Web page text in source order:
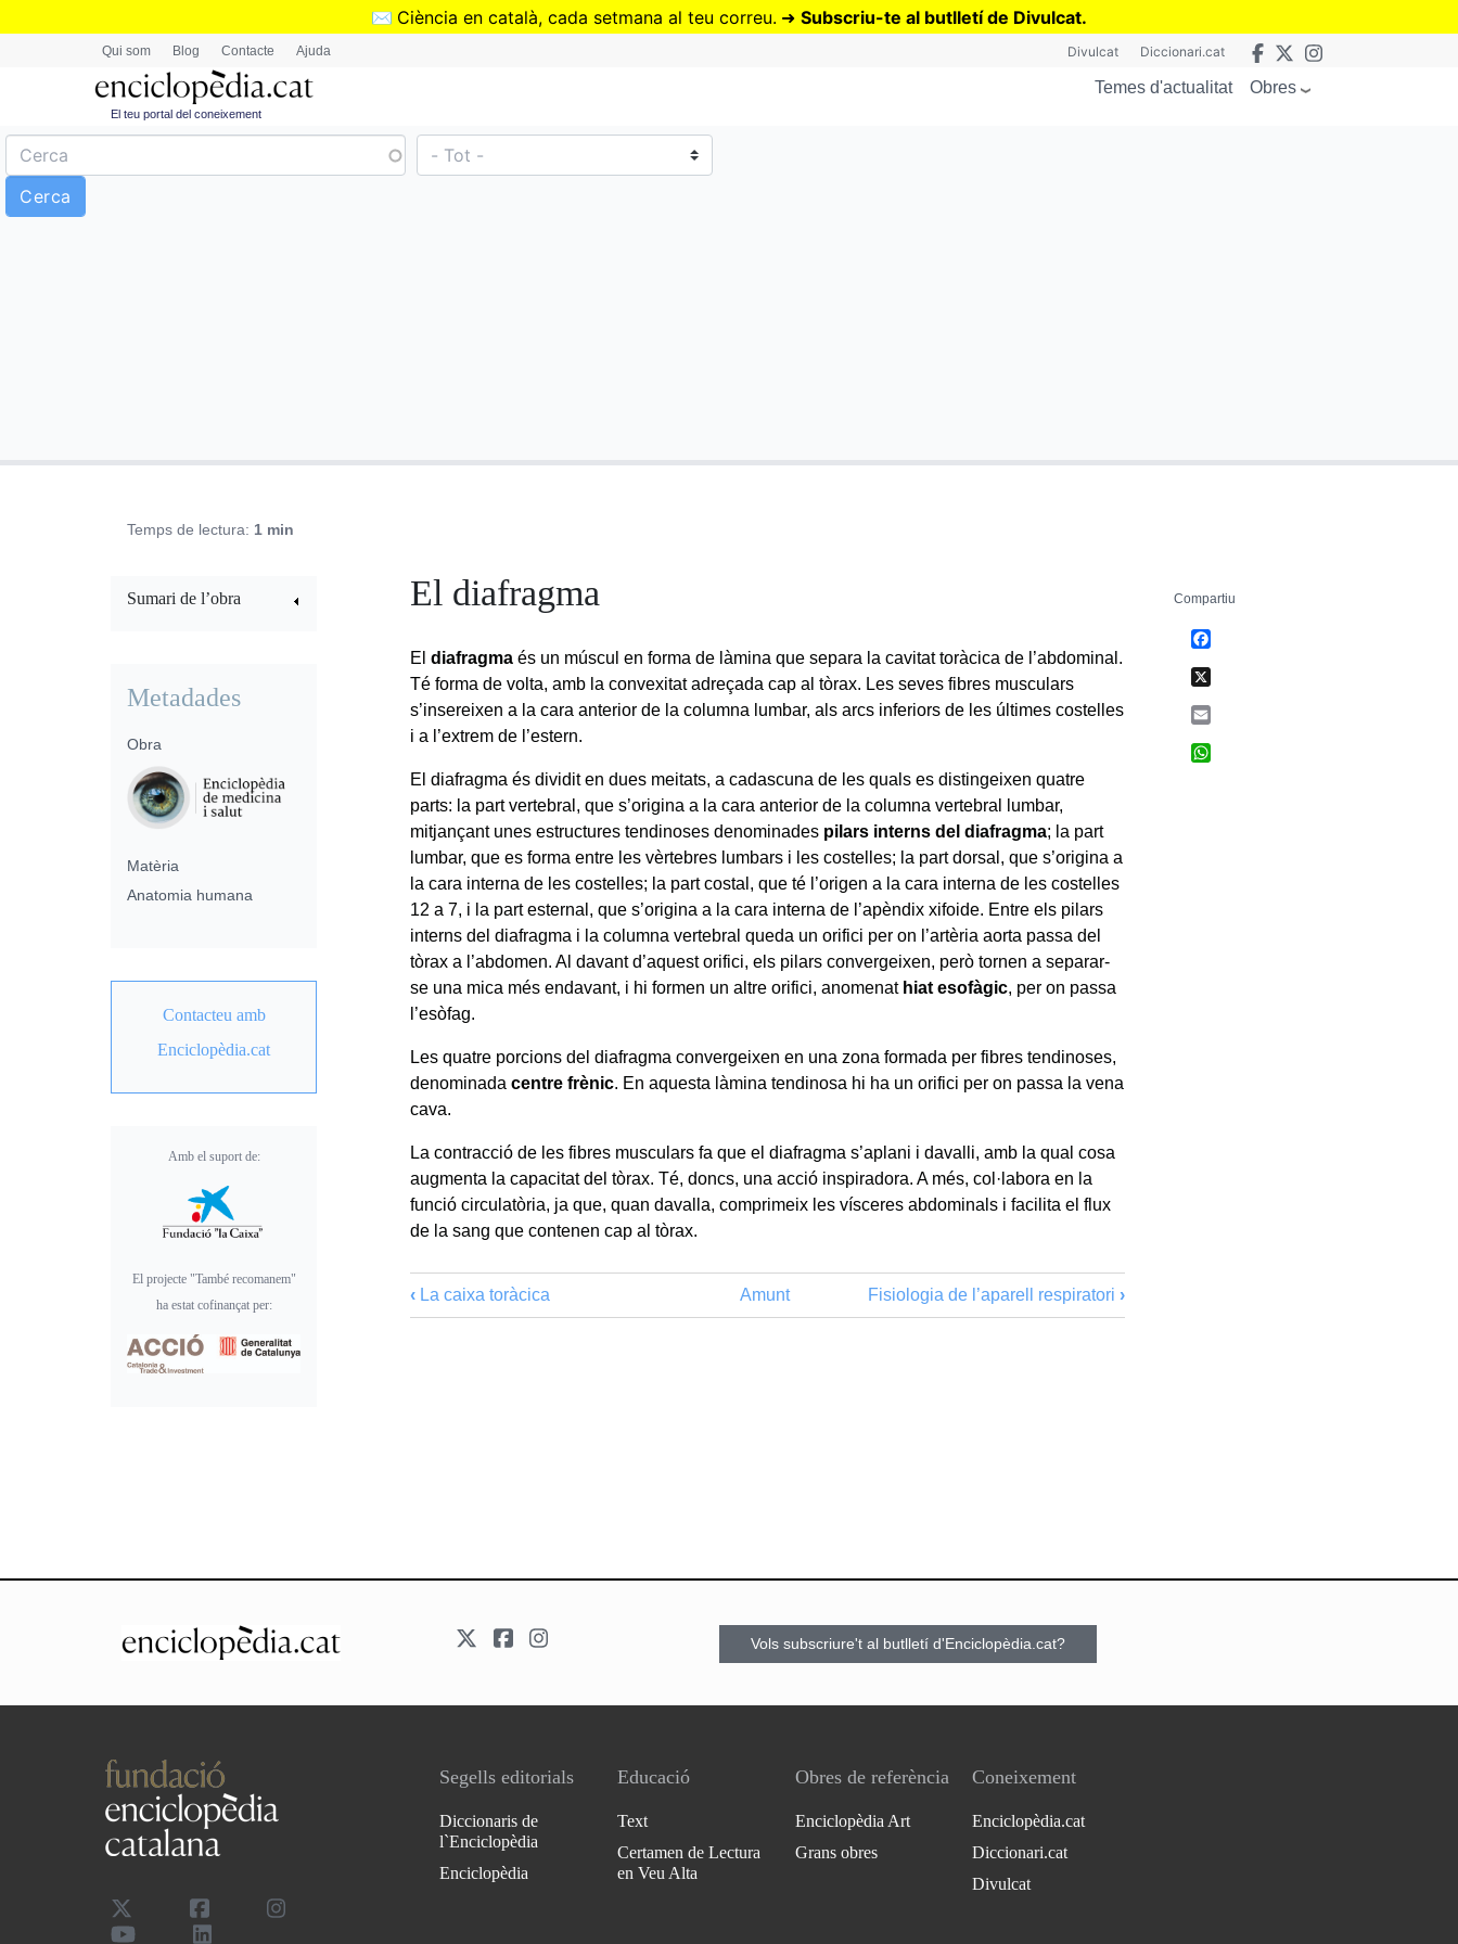
Vés
✉️ Ciència en català, cada setmana al teu correu. ➜ Subscriu-te al butlletí de Divulcat.
Qui som Blog Contacte Ajuda Divulcat Diccionari.cat
El teu portal del coneixement
Temes d'actualitat Obres
Temps de lectura: 1 min
El diafragma
Eldiafragmaés un múscul en forma de làmina que separa la cavitat toràcica de l’abdominal.
Té forma de volta, amb la convexitat adreçada cap al tòrax. Les seves fibres musculars
s’insereixen a la cara anterior de la columna lumbar, als arcs inferiors de les últimes costelles
i a l’extrem de l’estern.
El diafragma és dividit en dues meitats, a cadascuna de les quals es distingeixen quatre
parts: la part vertebral, que s’origina a la cara anterior de la columna vertebral lumbar,
mitjançant unes estructures tendinoses denominades pilars interns del diafragma; la part
lumbar, que es forma entre les vèrtebres lumbars i les costelles; la part dorsal, que s’origina a
la cara interna de les costelles; la part costal, que té l’origen a la cara interna de les costelles
12 a 7, i la part esternal, que s’origina a la cara interna de l’apèndix xifoide. Entre els pilars
interns del diafragma i la columna vertebral queda un orifici per on l’artèria aorta passa del
tòrax a l’abdomen. Al davant d’aquest orifici, els pilars convergeixen, però tornen a separar-
se una mica més endavant, i hi formen un altre orifici, anomenat hiat esofàgic, per on passa
l’esòfag.
Les quatre porcions del diafragma convergeixen en una zona formada per fibres tendinoses,
denominadacentre frènic. En aquesta làmina tendinosa hi ha un orifici per on passa la vena
cava.
La contracció de les fibres musculars fa que el diafragma s’aplani i davalli, amb la qual cosa
augmenta la capacitat del tòrax. Té, doncs, una acció inspiradora. A més, col·labora en la
funció circulatòria, ja que, quan davalla, comprimeix les vísceres abdominals i facilita el flux
de la sang que contenen cap al tòrax.
‹ La caixa toràcica Amunt Fisiologia de l’aparell respiratori ›
Sumari de l’obra
Metadades
Obra
Matèria
Anatomia humana
Contacteu amb
Enciclopèdia.cat
Amb el suport de:
El projecte "També recomanem"
ha estat cofinançat per:
Compartiu
Vols subscriure't al butlletí d'Enciclopèdia.cat?
Segells editorials
Diccionaris de
l`Enciclopèdia
Enciclopèdia
Educació
Text
Certamen de Lectura
en Veu Alta
Obres de referència
Enciclopèdia Art
Grans obres
Coneixement
Enciclopèdia.cat
Diccionari.cat
Divulcat